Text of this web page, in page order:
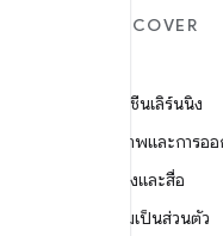
DISCOVER
แมชชีนเลิร์นนิง
สุขภาพและการอ
กล้องและสื่อ
ความเป็นส่วนตัว